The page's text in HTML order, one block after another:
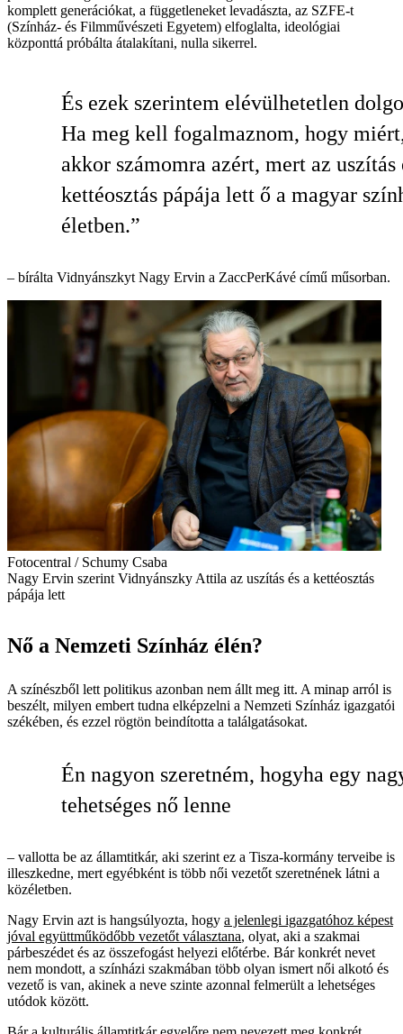
komplett generációkat, a függetleneket levadászta, az SZFE-t
(Színház- és Filmművészeti Egyetem) elfoglalta, ideológiai
központtá próbálta átalakítani, nulla sikerrel.
És ezek szerintem elévülhetetlen
Ha meg kell fogalmaznom, hogy
akkor számomra azért, mert az uszítás
kettéosztás pápája lett ő a magyar
életben.”
– bírálta Vidnyánszkyt Nagy Ervin a ZaccPerKávé című műsorban.
Fotocentral / Schumy Csaba
Nagy Ervin szerint Vidnyánszky Attila az uszítás és a kettéosztás
pápája lett
Nő a Nemzeti Színház élén?
A színészből lett politikus azonban nem állt meg itt. A minap arról is
beszélt, milyen embert tudna elképzelni a Nemzeti Színház igazgatói
székében, és ezzel rögtön beindította a találgatásokat.
Én nagyon szeretném, hogyha egy
tehetséges nő lenne
– vallotta be az államtitkár, aki szerint ez a Tisza-kormány terveibe is
illeszkedne, mert egyébként is több női vezetőt szeretnének látni a
közéletben.
Nagy Ervin azt is hangsúlyozta, hogy a jelenlegi igazgatóhoz képest
jóval együttműködőbb vezetőt választana, olyat, aki a szakmai
párbeszédet és az összefogást helyezi előtérbe. Bár konkrét nevet
nem mondott, a színházi szakmában több olyan ismert női alkotó és
vezető is van, akinek a neve szinte azonnal felmerült a lehetséges
utódok között.